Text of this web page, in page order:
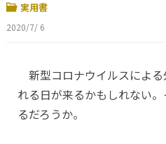
実用書
2020/7/ 6
新型コロナウイルスによ
れる日が来るかもしれない
るだろうか。